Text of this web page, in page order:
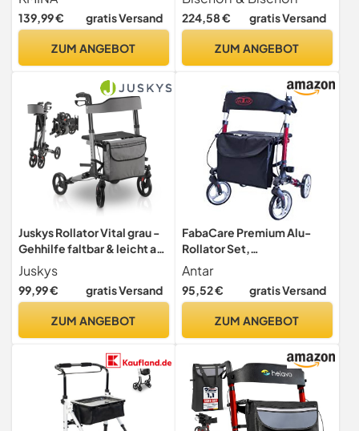
Tablett, Mobilitätshilfe für
Senioren aus Aluminium,
Wendiger
139,99 € gratis Versand
ZUM ANGEBOT
224,58 € gratis Versand
ZUM ANGEBOT
Juskys Rollator Vital grau -
Gehhilfe faltbar & leicht aus
Aluminium bis 130 kg -
Laufhilfe höhenverstellbar
mit Sitz, Tasche &
Juskys
99,99 € gratis Versand
ZUM ANGEBOT
FabaCare Premium Alu-
Rollator Set,
Leichtgewicht-
Reiserollator mit
Vollausstattung, 3-fach
Reise und Flug, Höhe
Antar
95,52 € gratis Versand
ZUM ANGEBOT